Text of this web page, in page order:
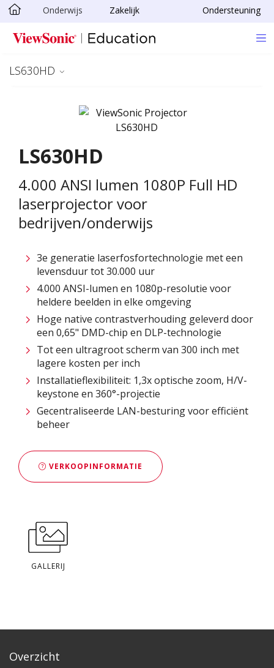
Ga naar hoofdinhoud
Onderwijs Zakelijk Ondersteuning
LS630HD
LS630HD
4.000 ANSI lumen 1080P Full HD
laserprojector voor
bedrijven/onderwijs
3e generatie laserfosfortechnologie met een
levensduur tot 30.000 uur
4.000 ANSI-lumen en 1080p-resolutie voor
heldere beelden in elke omgeving
Hoge native contrastverhouding geleverd door
een 0,65" DMD-chip en DLP-technologie
Tot een ultragroot scherm van 300 inch met
lagere kosten per inch
Installatieflexibiliteit: 1,3x optische zoom, H/V-
keystone en 360°-projectie
Gecentraliseerde LAN-besturing voor efficiënt
beheer
VERKOOPINFORMATIE
GALLERIJ
Overzicht